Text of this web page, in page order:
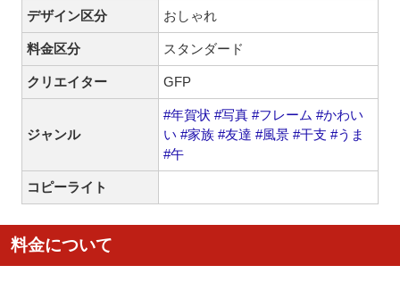
デザイン区分 おしゃれ
料金区分 スタンダード
クリエイター GFP
ジャンル
#年賀状 #写真 #フレーム #かわい
い #家族 #友達 #風景 #干支 #うま
#午
コピーライト
料金について